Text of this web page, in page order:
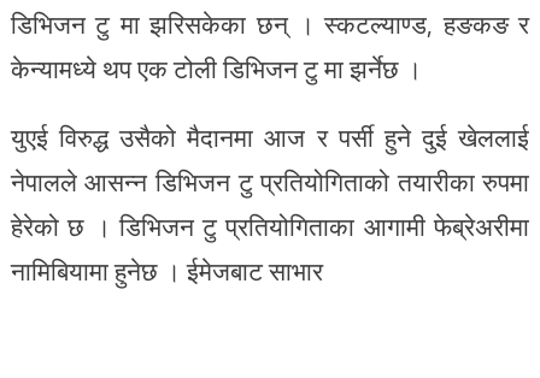
डिभिजन टु मा झरिसकेका छन् । स्कटल्याण्ड, हङकङ र
केन्यामध्ये थप एक टोली डिभिजन टु मा झर्नेछ ।
युएई विरुद्ध उसैको मैदानमा आज र पर्सी हुने दुई खेललाई
नेपालले आसन्न डिभिजन टु प्रतियोगिताको तयारीका रुपमा
हेरेको छ । डिभिजन टु प्रतियोगिताका आगामी फेब्रेअरीमा
नामिबियामा हुनेछ । ईमेजबाट साभार